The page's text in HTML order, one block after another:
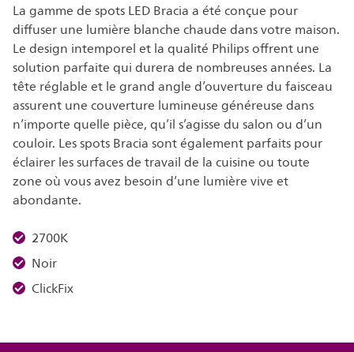
La gamme de spots LED Bracia a été conçue pour
diffuser une lumière blanche chaude dans votre maison.
Le design intemporel et la qualité Philips offrent une
solution parfaite qui durera de nombreuses années. La
tête réglable et le grand angle d’ouverture du faisceau
assurent une couverture lumineuse généreuse dans
n’importe quelle pièce, qu’il s’agisse du salon ou d’un
couloir. Les spots Bracia sont également parfaits pour
éclairer les surfaces de travail de la cuisine ou toute
zone où vous avez besoin d’une lumière vive et
abondante.
2700K
Noir
ClickFix